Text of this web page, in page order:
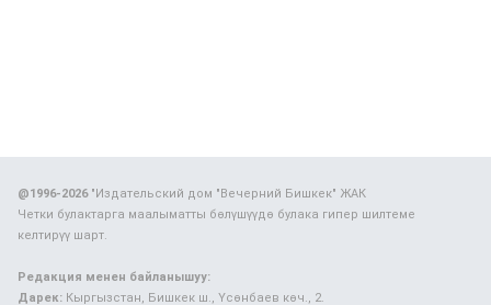
@1996-2026"Издательский дом "Вечерний Бишкек" ЖАК
Четки булактарга маалыматты бөлүшүүдө булака гипер шилтеме
келтирүү шарт.
Редакция менен байланышуу:
Дарек: Кыргызстан, Бишкек ш., Үсөнбаев көч., 2.